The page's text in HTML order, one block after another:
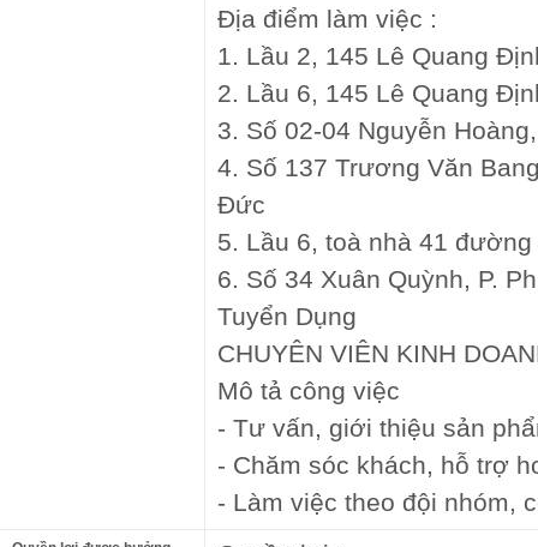
Địa điểm làm việc :
1. Lầu 2, 145 Lê Quang
2. Lầu 6, 145 Lê Quang
3. Số 02-04 Nguyễn
4. Số 137 Trương Văn
Đức
5. Lầu 6, toà nhà 41 đường
6. Số 34 Xuân Quỳnh, P.
Tuyển Dụng
CHUYÊN VIÊN KINH
Mô tả công việc
- Tư vấn, giới thiệu sản
- Chăm sóc khách, hỗ trợ
- Làm việc theo đội nhóm,